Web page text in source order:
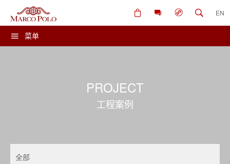
菜单
EN
PROJECT
工程案例
全部